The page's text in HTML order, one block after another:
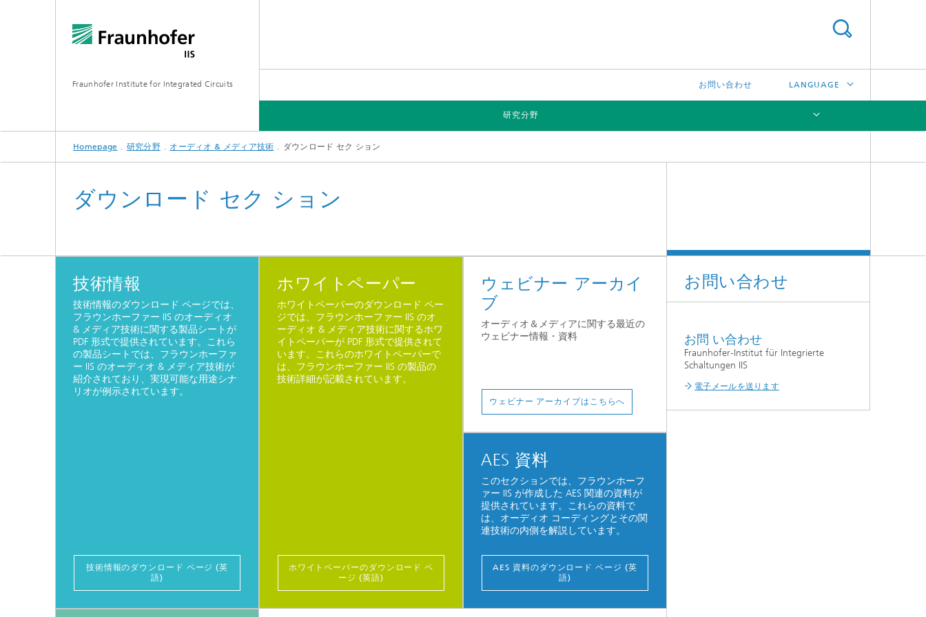
Fraunhofer Institute for Integrated Circuits お問い合わせ LANGUAGE
DEUTSCH
研究分野
研究分野
Homepage 研究分野 オーディオ & メディア技術 ダウンロード セク ション
ダウンロード セク ション
技術情報
技術情報のダウンロード ページでは、
フラウンホーファー IIS のオーディオ
& メディア技術に関する製品シートが
PDF 形式で提供されています。これら
の製品シートでは、フラウンホーファ
ー IIS のオーディオ & メディア技術が
紹介されており、実現可能な用途シナ
リオが例示されています。
技術情報のダウンロード ページ (英
語)
ホワイトペーパー
ホワイトペーパーのダウンロード ペー
ジでは、フラウンホーファー IIS のオ
ーディオ & メディア技術に関するホワ
イトペーパーが PDF 形式で提供されて
います。これらのホワイトペーパーで
は、フラウンホーファー IIS の製品の
技術詳細が記載されています。
ホワイトペーパーのダウンロード ペ
ージ (英語)
ウェビナー アーカイ
ブ
オーディオ＆メディアに関する最近の
ウェビナー情報・資料
ウェビナー アーカイブはこちらへ
AES 資料
このセクションでは、フラウンホーフ
ァー IIS が作成した AES 関連の資料が
提供されています。これらの資料で
は、オーディオ コーディングとその関
連技術の内側を解説しています。
AES 資料のダウンロード ページ (英
語)
お問い合わせ
お問 い合わせ
Fraunhofer-Institut für Integrierte
Schaltungen IIS
電子メールを送ります